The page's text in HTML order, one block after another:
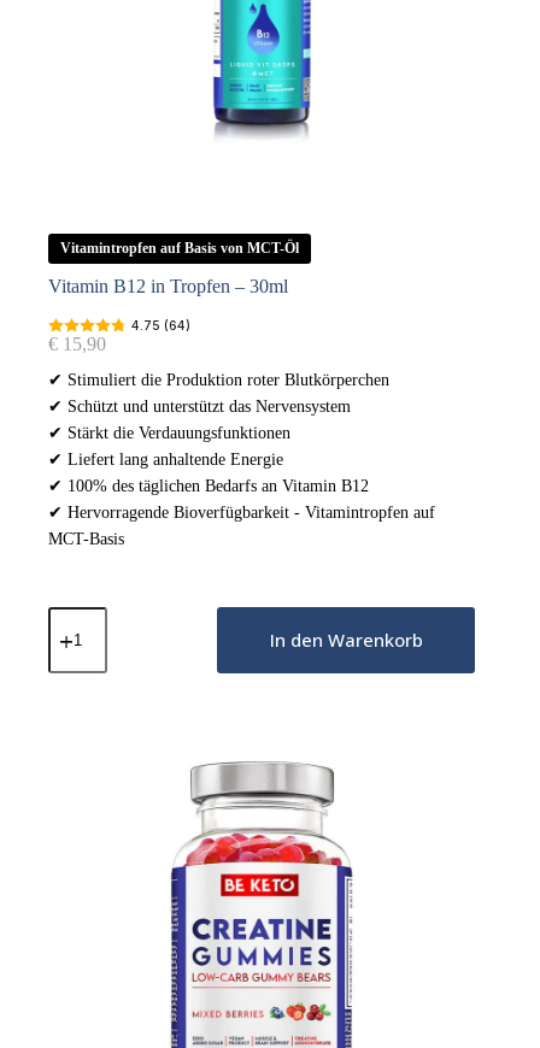
Vitamintropfen auf Basis von MCT-Öl
Vitamin B12 in Tropfen – 30ml
4.75 (64)
€ 15,90
✔ Stimuliert die Produktion roter Blutkörperchen
✔ Schützt und unterstützt das Nervensystem
✔ Stärkt die Verdauungsfunktionen
✔ Liefert lang anhaltende Energie
✔ 100% des täglichen Bedarfs an Vitamin B12
✔ Hervorragende Bioverfügbarkeit - Vitamintropfen auf
MCT-Basis
Vitamin
B12
Tropfen
In den Warenkorb